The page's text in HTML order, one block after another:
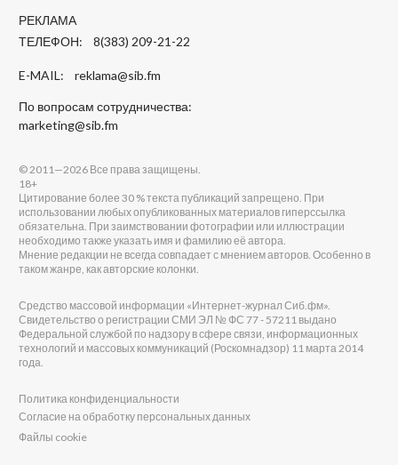
РЕКЛАМА
ТЕЛЕФОН: 8(383) 209-21-22
E-MAIL: reklama@sib.fm
По вопросам сотрудничества:
marketing@sib.fm
© 2011—2026 Все права защищены.
18+
Цитирование более 30 % текста публикаций запрещено. При
использовании любых опубликованных материалов гиперссылка
обязательна. При заимствовании фотографии или иллюстрации
необходимо также указать имя и фамилию её автора.
Мнение редакции не всегда совпадает с мнением авторов. Особенно в
таком жанре, как авторские колонки.
Средство массовой информации «Интернет-журнал Сиб.фм».
Свидетельство о регистрации СМИ ЭЛ № ФС 77 - 57211 выдано
Федеральной службой по надзору в сфере связи, информационных
технологий и массовых коммуникаций (Роскомнадзор) 11 марта 2014
года.
Политика конфиденциальности
Согласие на обработку персональных данных
Файлы cookie